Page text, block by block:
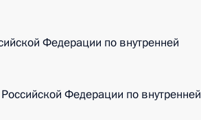
Федерации по внутренней
Федерации по внутренней